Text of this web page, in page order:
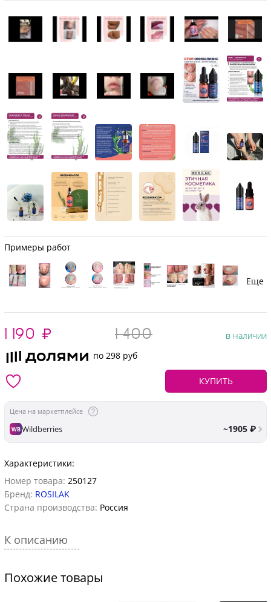
Примеры работ
Еще
1 190 ₽ 1 400
в наличии
по 298 руб
КУПИТЬ
Цена на маркетплейсе
WBWildberries ~1905 ₽
Характеристики:
Номер товара: 250127
Бренд: ROSILAK
Страна производства: Россия
К описанию
Похожие товары